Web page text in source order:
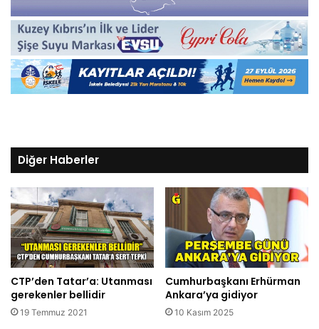
Diğer Haberler
CTP’den Tatar’a: Utanması
gerekenler bellidir
19 Temmuz 2021
Cumhurbaşkanı Erhürman
Ankara’ya gidiyor
10 Kasım 2025